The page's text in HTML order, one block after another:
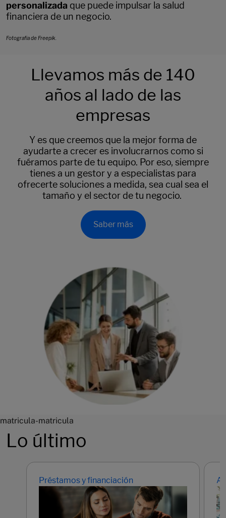
personalizada que puede impulsar la salud
financiera de un negocio.
Fotografia de Freepik.
Llevamos más de 140
años al lado de las
empresas
Y es que creemos que la mejor forma de
ayudarte a crecer es involucrarnos como si
fuéramos parte de tu equipo. Por eso, siempre
tienes a un gestor y a especialistas para
ofrecerte soluciones a medida, sea cual sea el
tamaño y el sector de tu negocio.
Saber más
matricula-matricula
Lo último
Préstamos y financiación